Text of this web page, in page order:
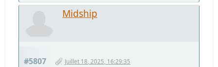
Midship
#5807 Juillet 18, 2025, 16:29:35